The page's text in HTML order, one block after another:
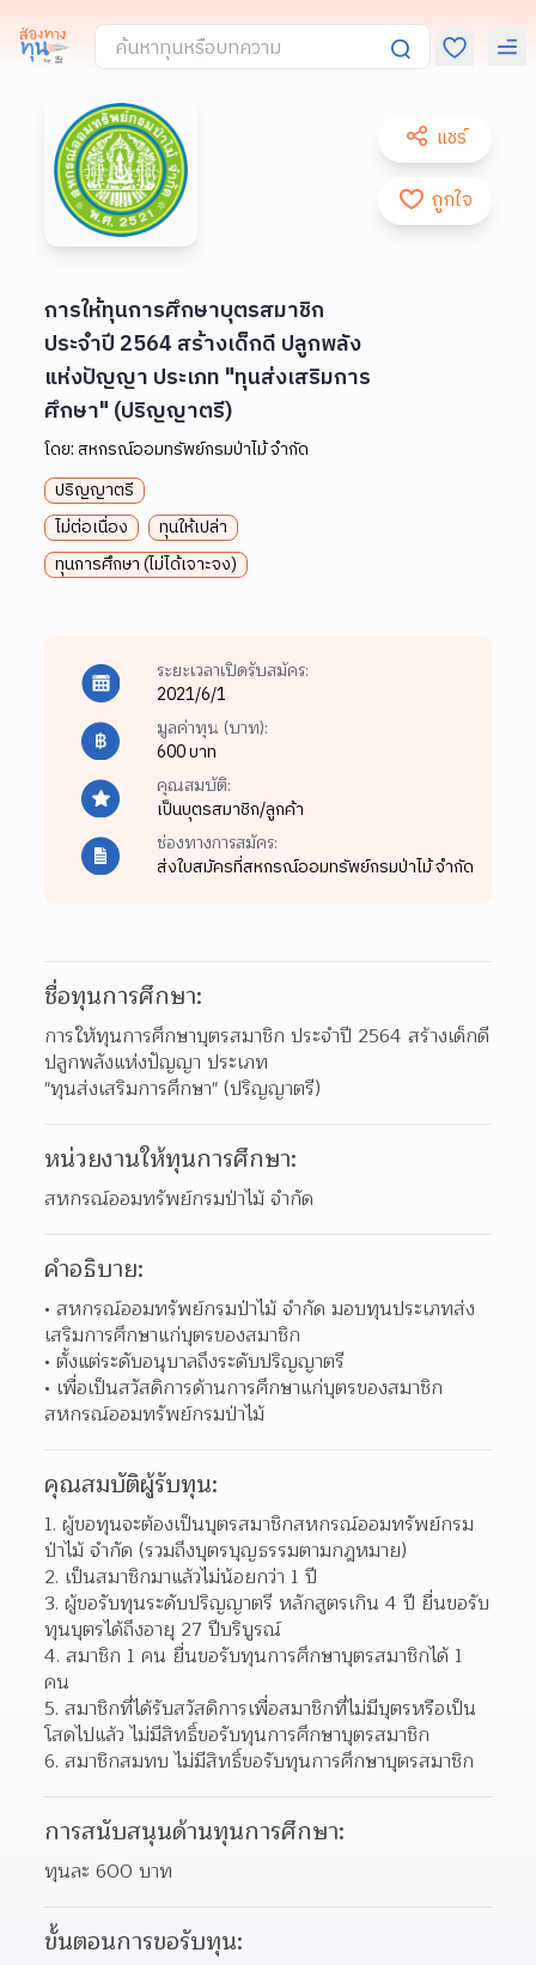
แชร์
ถูกใจ
การให้ทุนการศึกษาบุตรสมาชิก
ประจำปี 2564 สร้างเด็กดี ปลูกพลัง
แห่งปัญญา ประเภท "ทุนส่งเสริมการ
ศึกษา" (ปริญญาตรี)
โดย:สหกรณ์ออมทรัพย์กรมป่าไม้ จำกัด
ปริญญาตรี
ไม่ต่อเนื่อง
ทุนให้เปล่า
ทุนการศึกษา (ไม่ได้เจาะจง)
ระยะเวลาเปิดรับสมัคร:
2021/6/1
มูลค่าทุน (บาท):
600 บาท
คุณสมบัติ:
เป็นบุตรสมาชิก/ลูกค้า
ช่องทางการสมัคร:
ส่งใบสมัครที่สหกรณ์ออมทรัพย์กรมป่าไม้ จำกัด
ชื่อทุนการศึกษา:
การให้ทุนการศึกษาบุตรสมาชิก ประจำปี 2564 สร้างเด็กดี
ปลูกพลังแห่งปัญญา ประเภท
"ทุนส่งเสริมการศึกษา" (ปริญญาตรี)
หน่วยงานให้ทุนการศึกษา:
สหกรณ์ออมทรัพย์กรมป่าไม้ จำกัด
คำอธิบาย:
สหกรณ์ออมทรัพย์กรมป่าไม้ จำกัด มอบทุนประเภทส่ง
เสริมการศึกษาแก่บุตรของสมาชิก
ตั้งแต่ระดับอนุบาลถึงระดับปริญญาตรี
เพื่อเป็นสวัสดิการด้านการศึกษาแก่บุตรของสมาชิก
สหกรณ์ออมทรัพย์กรมป่าไม้
คุณสมบัติผู้รับทุน:
ผู้ขอทุนจะต้องเป็นบุตรสมาชิกสหกรณ์ออมทรัพย์กรม
ป่าไม้ จำกัด (รวมถึงบุตรบุญธรรมตามกฎหมาย)
เป็นสมาชิกมาแล้วไม่น้อยกว่า 1 ปี
ผู้ขอรับทุนระดับปริญญาตรี หลักสูตรเกิน 4 ปี ยื่นขอรับ
ทุนบุตรได้ถึงอายุ 27 ปีบริบูรณ์
สมาชิก 1 คน ยื่นขอรับทุนการศึกษาบุตรสมาชิกได้ 1
คน
สมาชิกที่ได้รับสวัสดิการเพื่อสมาชิกที่ไม่มีบุตรหรือเป็น
โสดไปแล้ว ไม่มีสิทธิ์ขอรับทุนการศึกษาบุตรสมาชิก
สมาชิกสมทบ ไม่มีสิทธิ์ขอรับทุนการศึกษาบุตรสมาชิก
การสนับสนุนด้านทุนการศึกษา:
ทุนละ 600 บาท
ขั้นตอนการขอรับทุน: